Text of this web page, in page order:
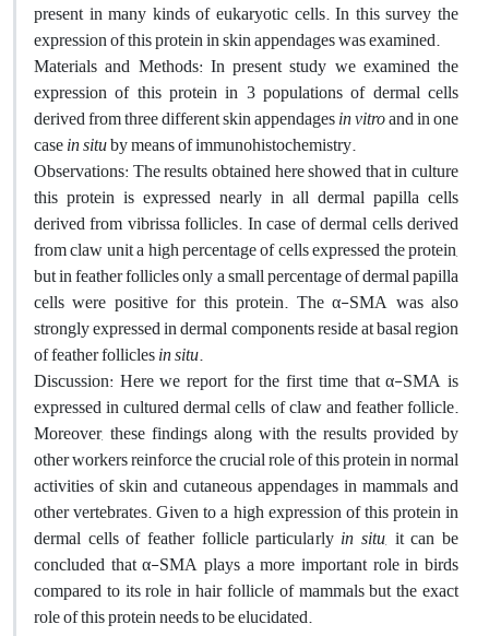
present in many kinds of eukaryotic cells. In this survey the
expression of this protein in skin appendages was examined.
Materials and Methods: In present study we examined the
expression of this protein in 3 populations of dermal cells
derived from three different skin appendagesin vitroand in one
casein situby means of immunohistochemistry.
Observations: The results obtained here showed that in culture
this protein is expressed nearly in all dermal papilla cells
derived from vibrissa follicles. In case of dermal cells derived
from claw unit a high percentage of cells expressed the protein,
but in feather follicles only a small percentage of dermal papilla
cells were positive for this protein. The α-SMA was also
strongly expressed in dermal components reside at basal region
of feather folliclesin situ.
Discussion: Here we report for the first time that α-SMA is
expressed in cultured dermal cells of claw and feather follicle.
Moreover, these findings along with the results provided by
other workers reinforce the crucial role of this protein in normal
activities of skin and cutaneous appendages in mammals and
other vertebrates. Given to a high expression of this protein in
dermal cells of feather follicle particularly in situ, it can be
concluded that α-SMA plays a more important role in birds
compared to its role in hair follicle of mammals but the exact
role of this protein needs to be elucidated.